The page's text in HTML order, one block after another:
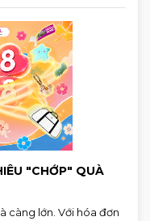
"CHỚP" QUÀ
càng lớn. Với hóa đơn